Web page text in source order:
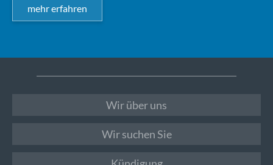
mehr erfahren
Wir über uns
Wir suchen Sie